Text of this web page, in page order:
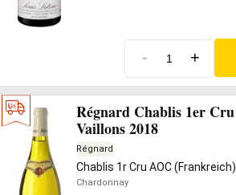
- +
Régnard Chablis 1er Cru
Vaillons 2018
Régnard
Chablis 1r Cru AOC (Frankreich)
Chardonnay